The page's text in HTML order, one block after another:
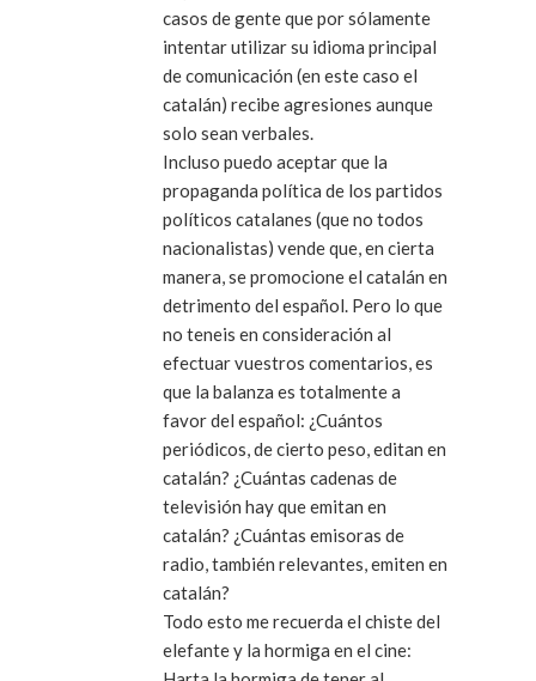
casos de gente que por sólamente
intentar utilizar su idioma principal
de comunicación (en este caso el
catalán) recibe agresiones aunque
solo sean verbales.
Incluso puedo aceptar que la
propaganda política de los partidos
políticos catalanes (que no todos
nacionalistas) vende que, en cierta
manera, se promocione el catalán en
detrimento del español. Pero lo que
no teneis en consideración al
efectuar vuestros comentarios, es
que la balanza es totalmente a
favor del español: ¿Cuántos
periódicos, de cierto peso, editan en
catalán? ¿Cuántas cadenas de
televisión hay que emitan en
catalán? ¿Cuántas emisoras de
radio, también relevantes, emiten en
catalán?
Todo esto me recuerda el chiste del
elefante y la hormiga en el cine: